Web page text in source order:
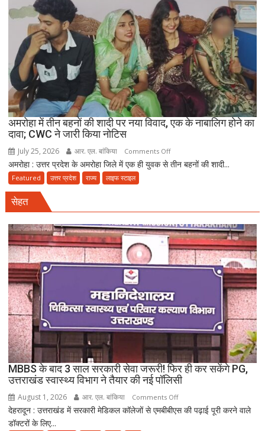
रेड,
₹25
लाख
रंगदारी
गैंग
गिरफ्तार
अमरोहा में तीन बहनों की शादी पर नया विवाद, एक के नाबालिग होने का
दावा; CWC ने जारी किया नोटिस
July 25, 2026 आर. एल. बांकिया Comments Offon
अमरोहा
शादी
पर
नया
विवाद,
के
नाबालिग
का
दावा;
CWC
ने
जारी
किया
नोटिस
अमरोहा : उत्तर प्रदेश के अमरोहा जिले में एक ही युवक से तीन बहनों की शादी...
Featured उत्तर प्रदेश राज्य लाइफ स्टाइल
सेहत
MBBS के बाद 3 साल सरकारी सेवा जरूरी! फिर ही कर सकेंगे PG,
उत्तराखंड स्वास्थ्य विभाग ने तैयार की नई पॉलिसी
August 1, 2026 आर. एल. बांकिया Comments Offon
MBBS
देहरादून : उत्तराखंड में सरकारी मेडिकल कॉलेजों से एमबीबीएस की पढ़ाई पूरी करने वाले
डॉक्टरों के लिए...